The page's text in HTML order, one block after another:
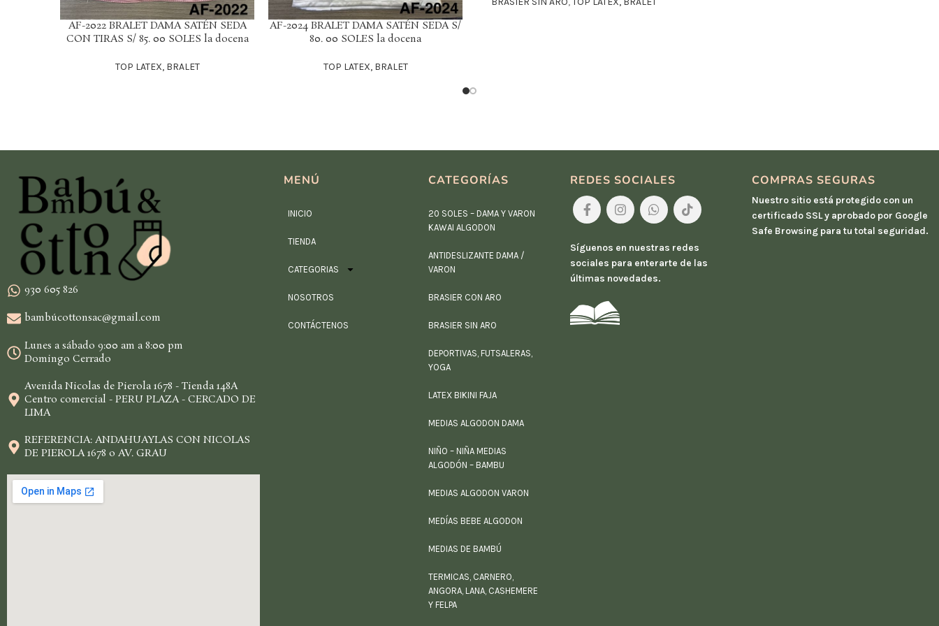
LEER MÁS
AF-2022 BRALET DAMA SATÉN SEDA
CON TIRAS S/ 85. 00 SOLES la docena
TOP LATEX, BRALET
LEER MÁS
AF-2024 BRALET DAMA SATÉN SEDA S/
80. 00 SOLES la docena
TOP LATEX, BRALET
930 605 826
bambúcottonsac@gmail.com
Lunes a sábado 9:00 am a 8:00 pm
Domingo Cerrado
Avenida Nicolas de Pierola 1678 - Tienda 148A
Centro comercial - PERU PLAZA - CERCADO DE
LIMA
REFERENCIA: ANDAHUAYLAS CON NICOLAS
DE PIEROLA 1678 o AV. GRAU
MENÚ
INICIO
TIENDA
CATEGORIAS
NOSOTROS
CONTÁCTENOS
CATEGORÍAS
20 SOLES – DAMA Y VARON
KAWAI ALGODON
ANTIDESLIZANTE DAMA /
VARON
BRASIER CON ARO
BRASIER SIN ARO
DEPORTIVAS, FUTSALERAS,
YOGA
LATEX BIKINI FAJA
MEDIAS ALGODON DAMA
NIÑO – NIÑA MEDIAS
ALGODÓN – BAMBU
MEDIAS ALGODON VARON
MEDÍAS BEBE ALGODON
MEDIAS DE BAMBÚ
TERMICAS, CARNERO,
ANGORA, LANA, CASHEMERE
Y FELPA
REDES SOCIALES
Síguenos en nuestras redes
sociales para enterarte de las
últimas novedades.
COMPRAS SEGURAS
Nuestro sitio está protegido con un
certificado SSL y aprobado por Google
Safe Browsing para tu total seguridad.